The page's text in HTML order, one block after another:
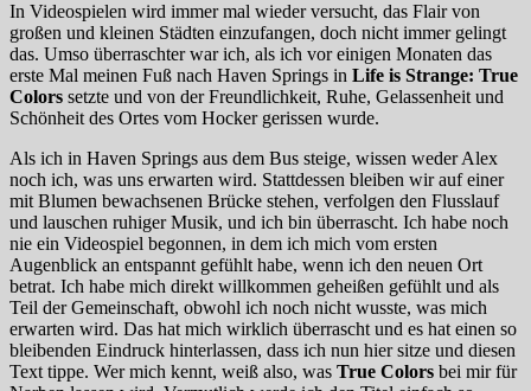
In Videospielen wird immer mal wieder versucht, das Flair von
großen und kleinen Städten einzufangen, doch nicht immer gelingt
das. Umso überraschter war ich, als ich vor einigen Monaten das
erste Mal meinen Fuß nach Haven Springs in Life is Strange: True
Colors setzte und von der Freundlichkeit, Ruhe, Gelassenheit und
Schönheit des Ortes vom Hocker gerissen wurde.
Als ich in Haven Springs aus dem Bus steige, wissen weder Alex
noch ich, was uns erwarten wird. Stattdessen bleiben wir auf einer
mit Blumen bewachsenen Brücke stehen, verfolgen den Flusslauf
und lauschen ruhiger Musik, und ich bin überrascht. Ich habe noch
nie ein Videospiel begonnen, in dem ich mich vom ersten
Augenblick an entspannt gefühlt habe, wenn ich den neuen Ort
betrat. Ich habe mich direkt willkommen geheißen gefühlt und als
Teil der Gemeinschaft, obwohl ich noch nicht wusste, was mich
erwarten wird. Das hat mich wirklich überrascht und es hat einen so
bleibenden Eindruck hinterlassen, dass ich nun hier sitze und diesen
Text tippe. Wer mich kennt, weiß also, was True Colors bei mir für